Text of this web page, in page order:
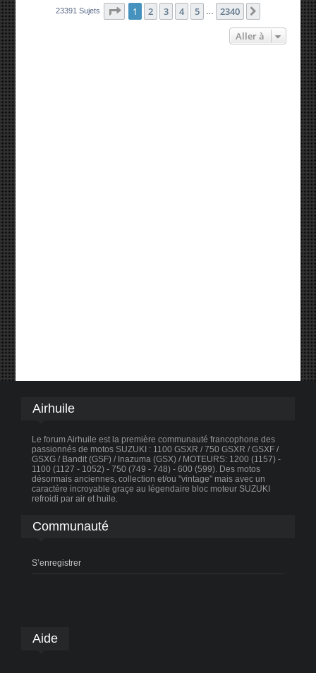
23391 Sujets Page 1sur2340
1 2 3 4 5 2340
Aller à
Airhuile
Le forum Airhuile est la première communauté francophone des
passionnés de motos SUZUKI : 1100 GSXR / 750 GSXR / GSXF /
GSXG / Bandit (GSF) / Inazuma (GSX) / MOTEURS: 1200 (1157) -
1100 (1127 - 1052) - 750 (749 - 748) - 600 (599). Des motos
désormais anciennes, collection et/ou "vintage" mais avec un
caractère incroyable graçe au légendaire bloc moteur SUZUKI
refroidi par air et huile.
Communauté
S’enregistrer
Aide